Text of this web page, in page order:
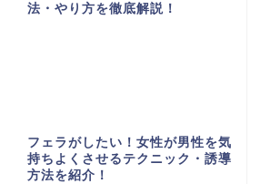
法・やり方を徹底解説！
フェラがしたい！女性が男性を気
持ちよくさせるテクニック・誘導
方法を紹介！